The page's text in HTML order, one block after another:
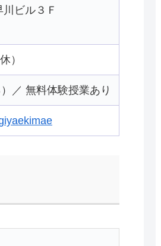
ビル３Ｆ
）
／ 無料体験授業あり